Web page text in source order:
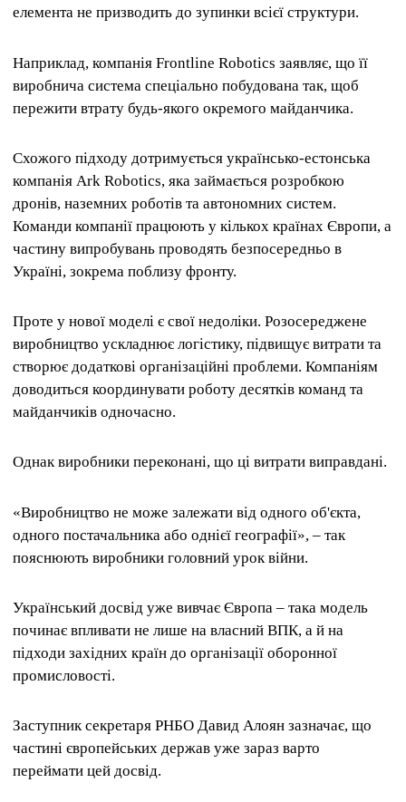
елемента не призводить до зупинки всієї структури.
Наприклад, компанія Frontline Robotics заявляє, що її
виробнича система спеціально побудована так, щоб
пережити втрату будь-якого окремого майданчика.
Схожого підходу дотримується українсько-естонська
компанія Ark Robotics, яка займається розробкою
дронів, наземних роботів та автономних систем.
Команди компанії працюють у кількох країнах Європи, а
частину випробувань проводять безпосередньо в
Україні, зокрема поблизу фронту.
Проте у нової моделі є свої недоліки. Розосереджене
виробництво ускладнює логістику, підвищує витрати та
створює додаткові організаційні проблеми. Компаніям
доводиться координувати роботу десятків команд та
майданчиків одночасно.
Однак виробники переконані, що ці витрати виправдані.
«Виробництво не може залежати від одного об'єкта,
одного постачальника або однієї географії», – так
пояснюють виробники головний урок війни.
Український досвід уже вивчає Європа – така модель
починає впливати не лише на власний ВПК, а й на
підходи західних країн до організації оборонної
промисловості.
Заступник секретаря РНБО Давид Алоян зазначає, що
частині європейських держав уже зараз варто
переймати цей досвід.